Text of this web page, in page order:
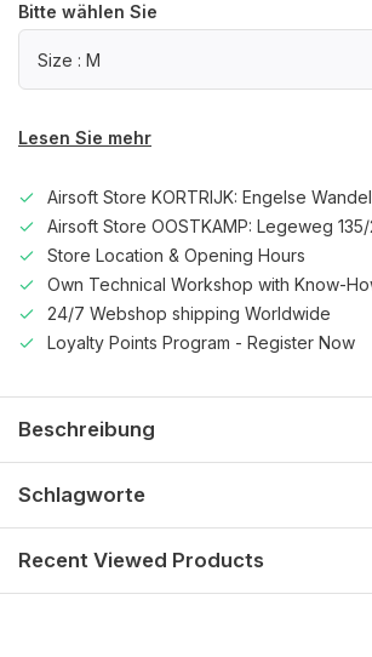
Bitte wählen Sie
Size : M
Lesen Sie mehr
Airsoft Store KORTRIJK: Engelse
Airsoft Store OOSTKAMP: Legeweg
Store Location & Opening Hours
Own Technical Workshop with Know-
24/7 Webshop shipping Worldwide
Loyalty Points Program - Register Now
Beschreibung
Schlagworte
Recent Viewed Products